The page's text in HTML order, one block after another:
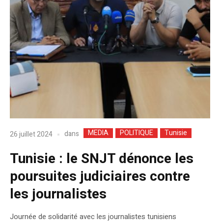
26 juillet 2024 dans MEDIA POLITIQUE Tunisie
Tunisie : le SNJT dénonce les
poursuites judiciaires contre
les journalistes
Journée de solidarité avec les journalistes tunisiens